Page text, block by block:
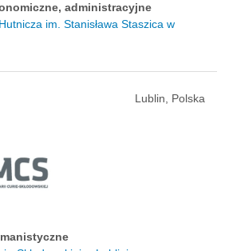
administracyjne
im. Stanisława Staszica w
Lublin, Polska